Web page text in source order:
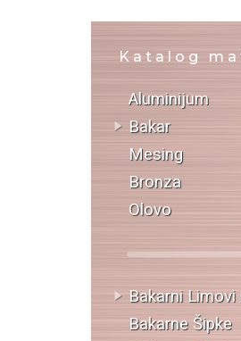
Katalog
Aluminijum
Bakar
Mesing
Bronza
Olovo
Bakarni
Bakarne Šipke